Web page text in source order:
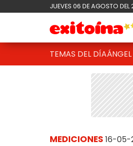
JUEVES 06 DE AGOSTO DEL
TEMAS DEL DÍA
MEDICIONES 16-05-